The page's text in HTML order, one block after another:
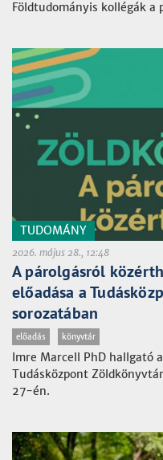
Földtudományis kollégák a
TUDOMÁNY
2026. május 28., 12:48
A párolgásról
előadása a
sorozatában
előadás könyvtár
Imre Marcell PhD hallgató
Tudásközpont
27-én.